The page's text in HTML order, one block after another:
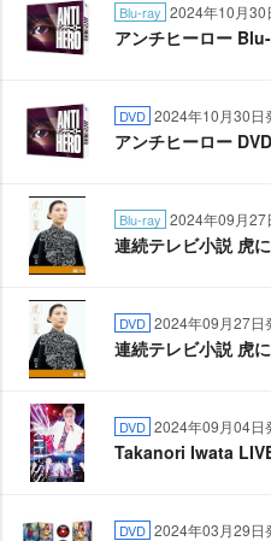
Blu-ray 2024年10月30
アンチヒーロー
DVD 2024年10月30日
アンチヒーロー
Blu-ray 2024年09月27
連続テレビ小説 虎
DVD 2024年09月27日
連続テレビ小説 虎
DVD 2024年09月04日
Takanori Iwata
DVD 2024年03月29日